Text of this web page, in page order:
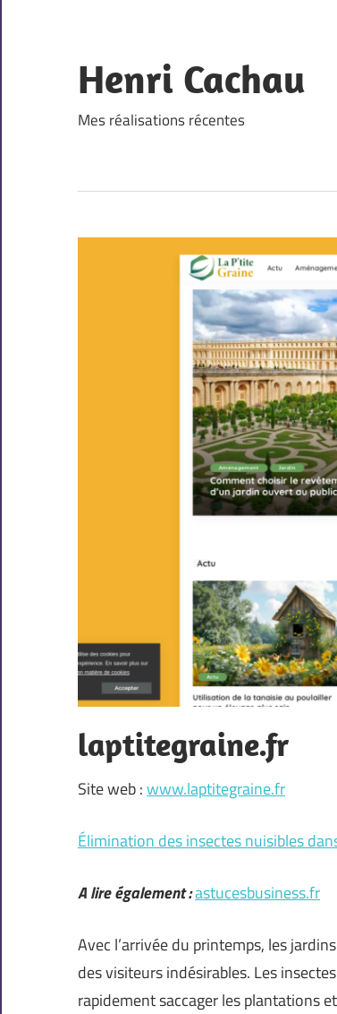
content
Henri Cachau
Mes réalisations récentes
laptitegraine.fr
Site web :www.laptitegraine.fr
Élimination des insectes nuisibles
A lire également :astucesbusiness.fr
Avec l’arrivée du printemps, les
des visiteurs indésirables. Les
rapidement saccager les plantations